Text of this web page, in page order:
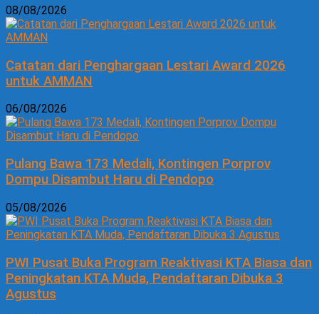
08/08/2026
Catatan dari Penghargaan Lestari Award 2026
untuk AMMAN
06/08/2026
Pulang Bawa 173 Medali, Kontingen Porprov
Dompu Disambut Haru di Pendopo
05/08/2026
PWI Pusat Buka Program Reaktivasi KTA Biasa dan
Peningkatan KTA Muda, Pendaftaran Dibuka 3
Agustus